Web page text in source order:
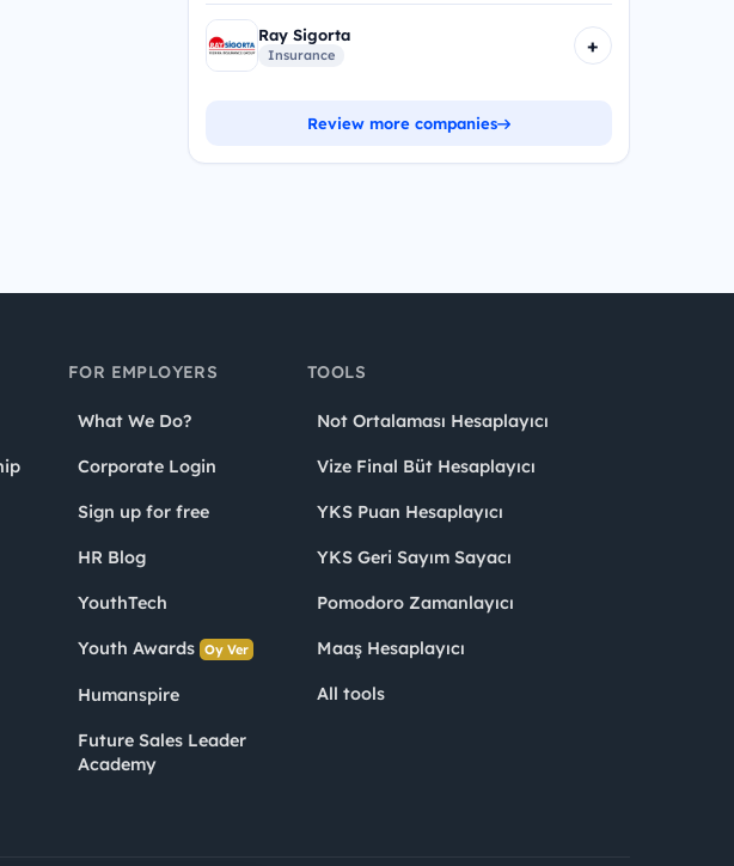
Ray Sigorta
Insurance +
Review more companies
FOR EMPLOYERS
What We Do?
Corporate Login
Sign up for free
HR Blog
YouthTech
Youth Awards Oy Ver
Humanspire
Future Sales Leader
Academy
TOOLS
Not Ortalaması Hesaplayıcı
Vize Final Büt Hesaplayıcı
YKS Puan Hesaplayıcı
YKS Geri Sayım Sayacı
Pomodoro Zamanlayıcı
Maaş Hesaplayıcı
All tools